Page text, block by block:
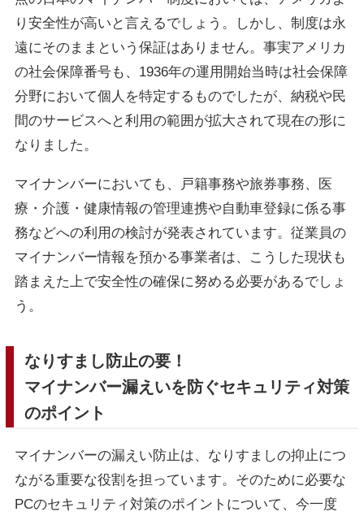
り安全性が高いと言えるでしょう。しかし、制度は永
遠にそのままという保証はありません。事実アメリカ
の社会保障番号も、1936年の運用開始当時は社会保障
分野において個人を特定するものでしたが、納税や民
間のサービスへと利用の範囲が拡大されて現在の形に
なりました。
マイナンバーにおいても、戸籍事務や旅券事務、医
療・介護・健康情報の管理連携や自動車登録に係る事
務などへの利用の検討が発表されています。従業員の
マイナンバー情報を預かる事業者は、こうした現状も
踏まえた上で安全性の確保に努める必要があるでしょ
う。
なりすまし防止の要！
マイナンバー漏えいを防ぐセキュリティ対策
のポイント
マイナンバーの漏えい防止は、なりすましの抑止につ
ながる重要な役割を担っています。そのために必要な
PCのセキュリティ対策のポイントについて、今一度